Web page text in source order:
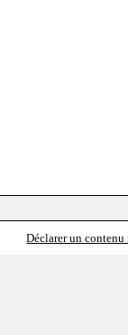
Déclarer un